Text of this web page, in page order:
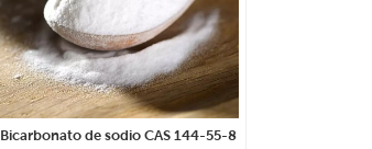
Bicarbonato de sodio CAS 144-55-8